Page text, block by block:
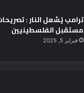
ترامب يُشعل النار :
مستقبل الفلسطينيين
فبراير 5, 2025